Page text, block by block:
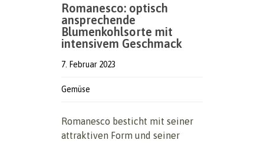
Romanesco: optisch
ansprechende
Blumenkohlsorte mit
intensivem Geschmack
7. Februar 2023
Gemüse
Romanesco besticht mit seiner
attraktiven Form und seiner